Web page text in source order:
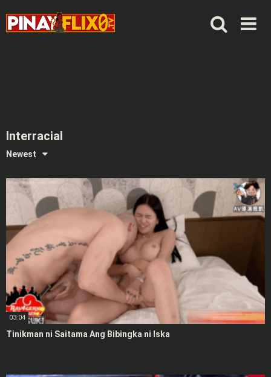
to
content
Interracial
Newest
03:04
Tinikman ni Saitama Ang Bibingka ni Iska